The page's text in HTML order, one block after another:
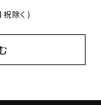
除く)